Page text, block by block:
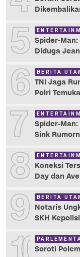
5
Spider-
Diduga
6 BERITA
TNI Jaga
Polri
7
Spider-
Sink
8
Koneksi
Day dan
9 BERITA
Notaris
SKH
Soroti